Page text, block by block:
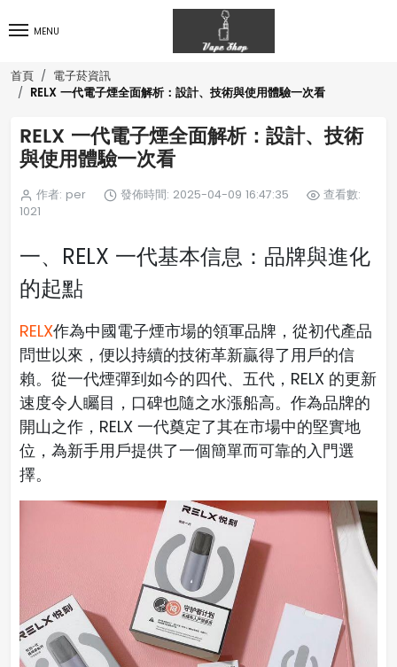
MENU
首頁 電子菸資訊
RELX 一代電子煙全面解析：設計、技術與使用體驗一次看
RELX 一代電子煙全面解析：設計、技術
與使用體驗一次看
作者: per 發佈時間: 2025-04-09 16:47:35
查看數:
1021
一、RELX 一代基本信息：品牌與進化
的起點
RELX作為中國電子煙市場的領軍品牌，從初代產品
問世以來，便以持續的技術革新贏得了用戶的信
賴。從一代煙彈到如今的四代、五代，RELX 的更新
速度令人矚目，口碑也隨之水漲船高。作為品牌的
開山之作，RELX 一代奠定了其在市場中的堅實地
位，為新手用戶提供了一個簡單而可靠的入門選
擇。